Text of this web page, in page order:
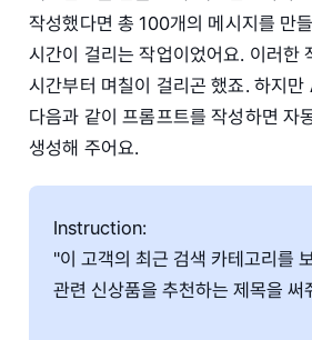
작성했다면 총 100개의 메시지를 만
시간이 걸리는 작업이었어요. 이러한
시간부터 며칠이 걸리곤 했죠. 하지만
다음과 같이 프롬프트를 작성하면 자
생성해 주어요.
Instruction:
"이 고객의 최근 검색 카테고리를
관련 신상품을 추천하는 제목을 써